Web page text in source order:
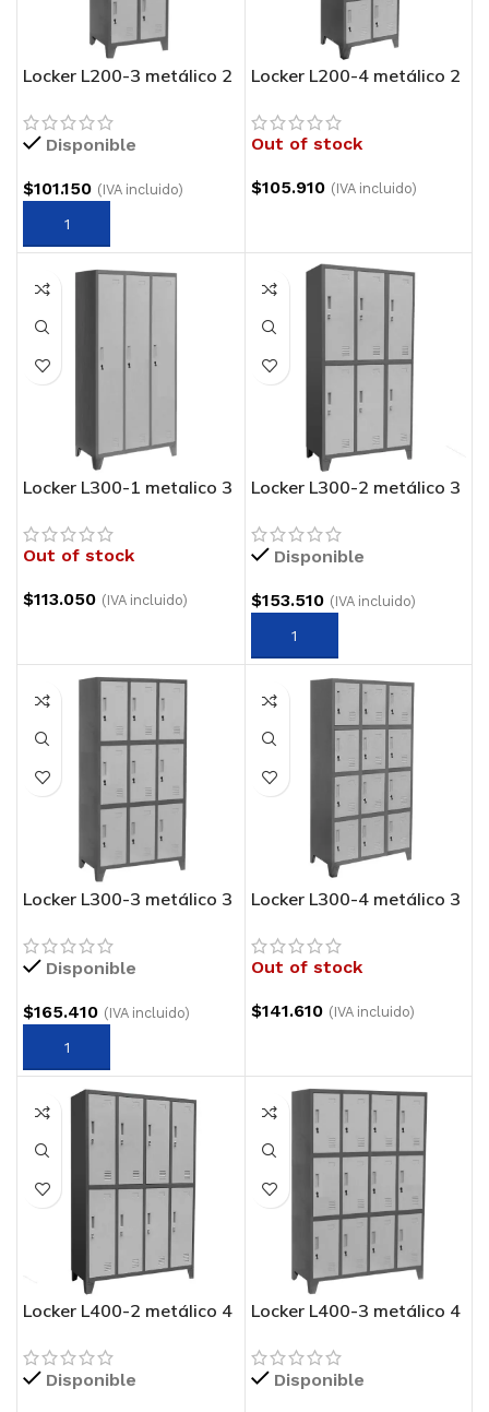
Locker L200-3 metálico 2
Disponible
$101.150 (IVA incluido)
Locker L200-4 metálico 2
Out of stock
$105.910 (IVA incluido)
Locker L300-1 metalico 3
Out of stock
$113.050 (IVA incluido)
Locker L300-2 metálico 3
Disponible
$153.510 (IVA incluido)
Locker L300-3 metálico 3
Disponible
$165.410 (IVA incluido)
Locker L300-4 metálico 3
Out of stock
$141.610 (IVA incluido)
Locker L400-2 metálico 4
Disponible
Locker L400-3 metálico 4
Disponible